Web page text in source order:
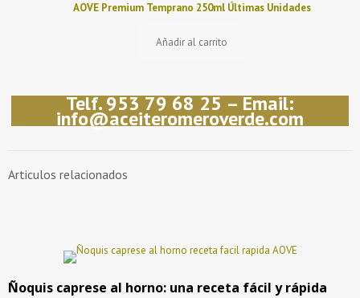
AOVE Premium Temprano 250ml Últimas Unidades
Añadir al carrito
Telf. 953 79 68 25 – Email:
info@aceiteromeroverde.com
Articulos relacionados
Ñoquis caprese al horno: una receta fácil y rápida